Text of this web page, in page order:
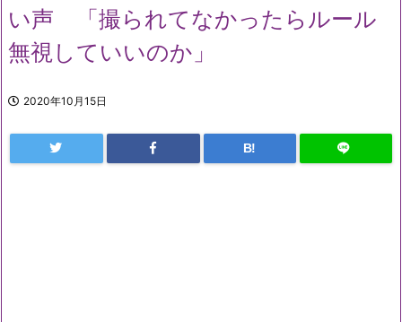
い声 「撮られてなかったらルール
無視していいのか」
2020年10月15日
B!